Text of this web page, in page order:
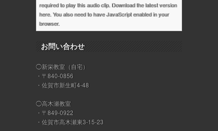
required to play this audio clip. Download the latest version
here. You also need to have JavaScript enabled in your
browser.
お問い合わせ
◯新栄教室（自宅）
・〒840-0856
・佐賀市新生町4-48
◯高木瀬教室
・〒849-0922
・佐賀市高木瀬東3-15-23